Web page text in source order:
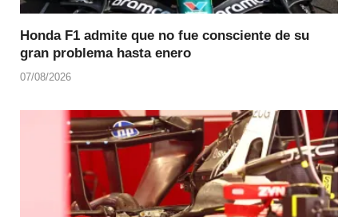
Honda F1 admite que no fue consciente de su
gran problema hasta enero
07/08/2026